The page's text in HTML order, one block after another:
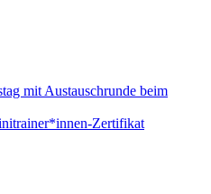
mit Austauschrunde beim
Zertifikat